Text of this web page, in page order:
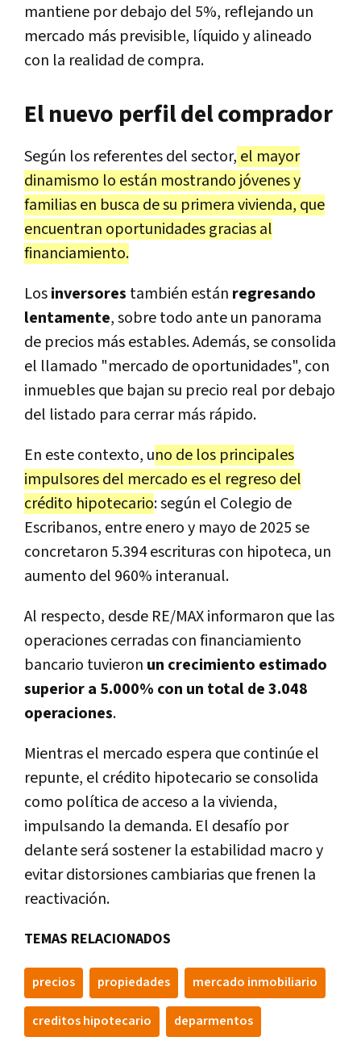
mantiene por debajo del 5%, reflejando un
mercado más previsible, líquido y alineado
con la realidad de compra.
El nuevo perfil del comprador
Según los referentes del sector, el mayor
dinamismo lo están mostrando jóvenes y
familias en busca de su primera vivienda, que
encuentran oportunidades gracias al
financiamiento.
Losinversores también están regresando
lentamente, sobre todo ante un panorama
de precios más estables. Además, se consolida
el llamado "mercado de oportunidades", con
inmuebles que bajan su precio real por debajo
del listado para cerrar más rápido.
En este contexto, uno de los principales
impulsores del mercado es el regreso del
crédito hipotecario: según el Colegio de
Escribanos, entre enero y mayo de 2025 se
concretaron 5.394 escrituras con hipoteca, un
aumento del 960% interanual.
Al respecto, desde RE/MAX informaron que las
operaciones cerradas con financiamiento
bancario tuvieron un crecimiento estimado
superior a 5.000% con un total de 3.048
operaciones.
Mientras el mercado espera que continúe el
repunte, el crédito hipotecario se consolida
como política de acceso a la vivienda,
impulsando la demanda. El desafío por
delante será sostener la estabilidad macro y
evitar distorsiones cambiarias que frenen la
reactivación.
TEMAS RELACIONADOS
precios propiedades mercado inmobiliario
creditos hipotecario deparmentos